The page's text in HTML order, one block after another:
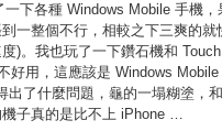
下各種 Windows Mobile 手機
一整個不行，相較之下三爽的
)。我也玩了一下鑽石機和
好用，這應該是 Windows
出了什麼問題，龜的一塌糊塗，
子真的是比不上 iPhone …